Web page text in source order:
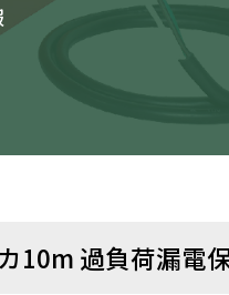
10m 過負荷漏電